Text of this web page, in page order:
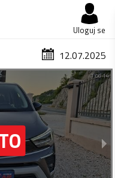
Uloguj se
12.07.2025
1 od 14